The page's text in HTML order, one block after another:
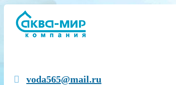
voda565@mail.ru